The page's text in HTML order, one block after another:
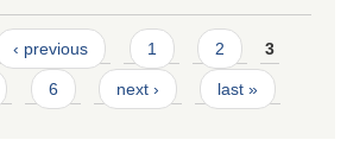
‹ previous 1 2 3
6 next › last »